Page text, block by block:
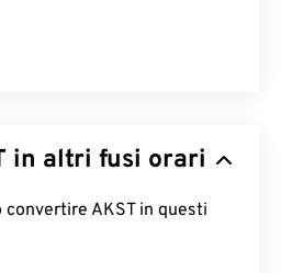
in altri fusi orari
convertire AKST in questi